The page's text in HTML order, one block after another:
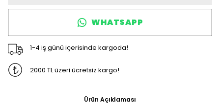
WHATSAPP
1-4 iş günü içerisinde kargoda!
2000 TL üzeri ücretsiz kargo!
Ürün Açıklaması